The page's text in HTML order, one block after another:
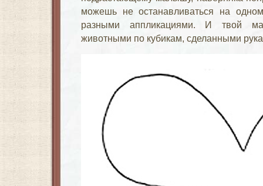
можешь не останавливаться на
разными аппликациями. И твой
животными по кубикам, сделанными